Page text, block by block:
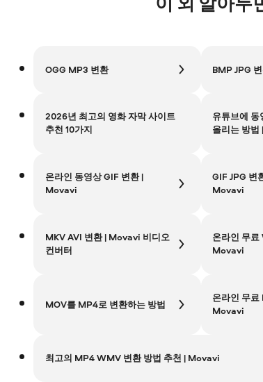
OGG MP3 변환 BMP JPG
2026년 최고의 영화 자막 사이트
추천 10가지
유튜브에 동
올리는 방
온라인 동영상 GIF 변환 |
Movavi
GIF JPG 변
Movavi
MKV AVI 변환 | Movavi 비디오
컨버터
온라인 무
Movavi
MOV를 MP4로 변환하는 방법
온라인 무
Movavi
최고의 MP4 WMV 변환 방법 추천 | Movavi